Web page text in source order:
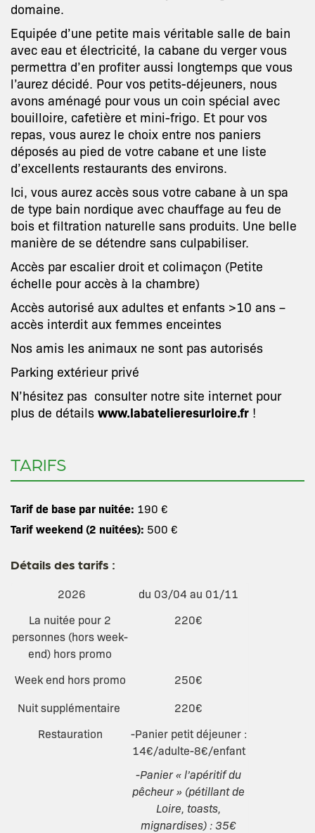
domaine.
Equipée d’une petite mais véritable salle de bain
avec eau et électricité, la cabane du verger vous
permettra d’en profiter aussi longtemps que vous
l’aurez décidé. Pour vos petits-déjeuners, nous
avons aménagé pour vous un coin spécial avec
bouilloire, cafetière et mini-frigo. Et pour vos
repas, vous aurez le choix entre nos paniers
déposés au pied de votre cabane et une liste
d’excellents restaurants des environs.
Ici, vous aurez accès sous votre cabane à un spa
de type bain nordique avec chauffage au feu de
bois et filtration naturelle sans produits. Une belle
manière de se détendre sans culpabiliser.
Accès par escalier droit et colimaçon (Petite
échelle pour accès à la chambre)
Accès autorisé aux adultes et enfants >10 ans –
accès interdit aux femmes enceintes
Nos amis les animaux ne sont pas autorisés
Parking extérieur privé
N’hésitez pas consulter notre site internet pour
plus de détails www.labatelieresurloire.fr !
TARIFS
Tarif de base par nuitée: 190 €
Tarif weekend (2 nuitées): 500 €
Détails des tarifs :
2026
du 03/04 au 01/11
La nuitée pour 2
personnes (hors week-
end) hors promo
220€
Week end hors promo
250€
Nuit supplémentaire
220€
Restauration
-Panier petit déjeuner :
14€/adulte-8€/enfant
-Panier « l’apéritif du
pêcheur » (pétillant de
Loire, toasts,
mignardises) : 35€